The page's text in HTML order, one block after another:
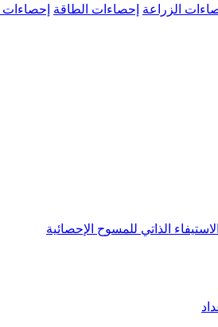
الزراعة إحصاءات الطاقة إحصاءات
الذاتي للمسوح الإحصائية